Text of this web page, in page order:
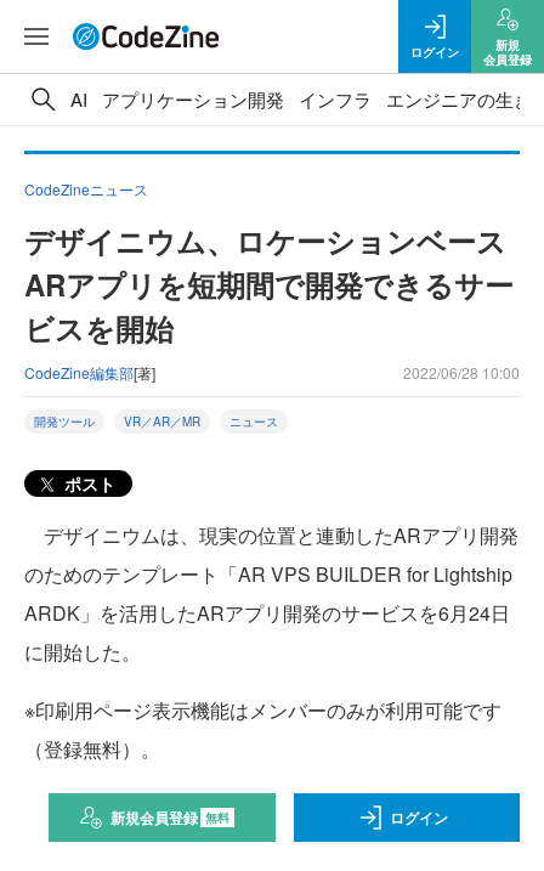
ログイン
新規
会員登録
AI アプリケーション開発 インフラ エンジニアの生き
CodeZineニュース
デザイニウム、ロケーションベース
ARアプリを短期間で開発できるサー
ビスを開始
CodeZine編集部[著] 2022/06/28 10:00
開発ツール VR／AR／MR ニュース
ポスト
デザイニウムは、現実の位置と連動したARアプリ開発
のためのテンプレート「AR VPS BUILDER for Lightship
ARDK」を活用したARアプリ開発のサービスを6月24日
に開始した。
※印刷用ページ表示機能はメンバーのみが利用可能です
（登録無料）。
新規会員登録 無料 ログイン